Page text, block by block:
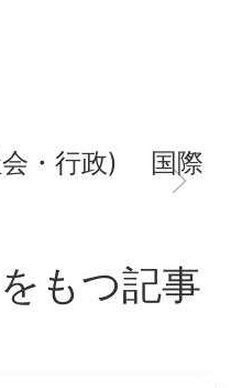
・行政) 国際
もつ記事